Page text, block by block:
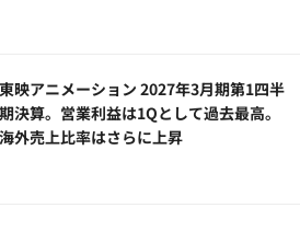
東映アニメーション 2027年3月期第1四半
期決算。営業利益は1Qとして過去最高。
海外売上比率はさらに上昇